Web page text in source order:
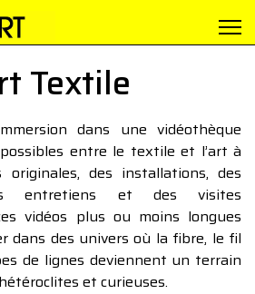
Textile
dans une vidéothèque
entre le textile et l’art à
des installations, des
entretiens et des visites
vidéos plus ou moins longues
dans des univers où la fibre, le fil
de lignes deviennent un terrain
et curieuses.